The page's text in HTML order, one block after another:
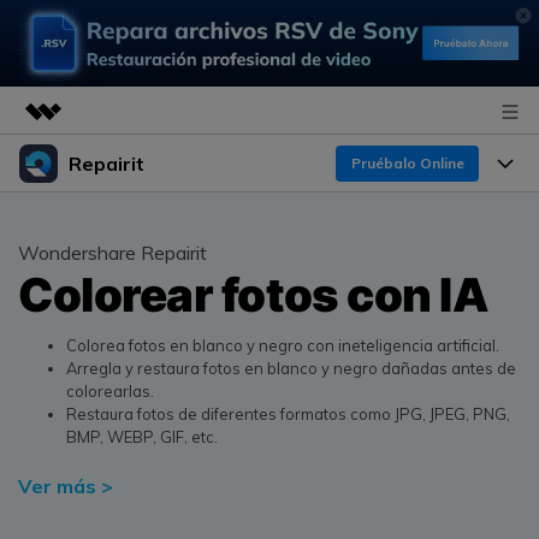
Productos destacados
Utilidades
Soluciones
Quiénes somos
Sala de prensa
Tienda
Repairit Pruébalo Online
Repara y mejora archivos con IA
multiplataforma
Funciones
Para PC
En Línea
¿Por qué Repairit?
Experto en Reparación de Datos
Perspectiva Tecnológica
Guías y Soporte
Recursos
Wondershare Repairit
Colorear fotos con IA
Colorea fotos en blanco y negro con ineteligencia artificial.
Arregla y restaura fotos en blanco y negro dañadas antes de
colorearlas.
Restaura fotos de diferentes formatos como JPG, JPEG, PNG,
BMP, WEBP, GIF, etc.
Ver más >